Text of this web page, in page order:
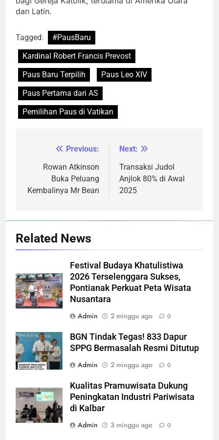
dan Latin.
Tagged:
#PausBaru
Kardinal Robert Francis Prevost
Paus Baru Terpilih
Paus Leo XIV
Paus Pertama dari AS
Pemilihan Paus di Vatikan
Navigasi
pos
Previous:
Rowan Atkinson
Buka Peluang
Kembalinya Mr Bean
Next:
Transaksi Judol
Anjlok 80% di Awal
2025
Related News
Festival Budaya Khatulistiwa
2026 Terselenggara Sukses,
Pontianak Perkuat Peta Wisata
Nusantara
Admin
2 minggu ago 0
BGN Tindak Tegas! 833 Dapur
SPPG Bermasalah Resmi Ditutup
Admin
2 minggu ago 0
Kualitas Pramuwisata Dukung
Peningkatan Industri Pariwisata
di Kalbar
Admin
3 minggu ago 0